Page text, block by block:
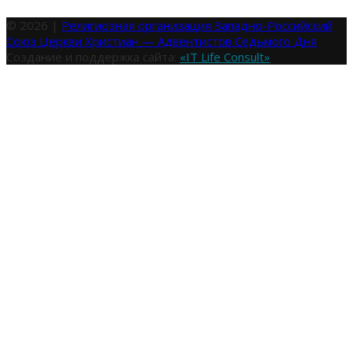
© 2026 | Религиозная организация Западно-Российский
Союз Церкви Христиан — Адвентистов Седьмого Дня
Создание и поддержка сайта: «IT Life Consult»